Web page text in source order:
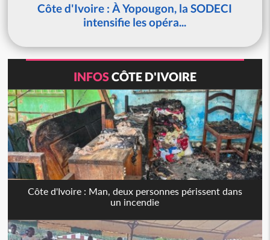
Côte d'Ivoire : À Yopougon, la SODECI
intensifie les opéra...
INFOSCÔTE D'IVOIRE
Côte d'Ivoire : Man, deux personnes périssent dans
un incendie